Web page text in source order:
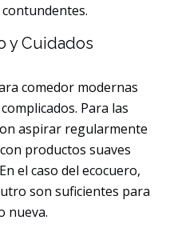
y Cuidados
comedor modernas
Para las
aspirar regularmente
productos suaves
el caso del ecocuero,
son suficientes para
nueva.